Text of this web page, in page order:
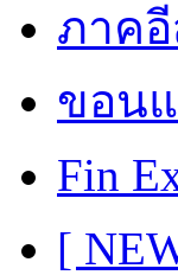
ภาค
ขอน
Fin
[